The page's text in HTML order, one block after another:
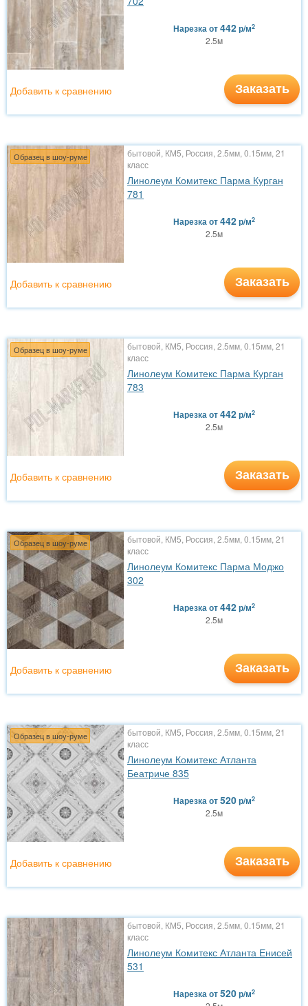
Нарезкаот442р/м2
2.5м
Заказать
Добавить к сравнению
Образец в шоу-руме
бытовой, КМ5, Россия, 2.5мм, 0.15мм, 21
класс
Линолеум Комитекс Парма Курган
781
Нарезкаот442р/м2
2.5м
Заказать
Добавить к сравнению
Образец в шоу-руме
бытовой, КМ5, Россия, 2.5мм, 0.15мм, 21
класс
Линолеум Комитекс Парма Курган
783
Нарезкаот442р/м2
2.5м
Заказать
Добавить к сравнению
Образец в шоу-руме
бытовой, КМ5, Россия, 2.5мм, 0.15мм, 21
класс
Линолеум Комитекс Парма Моджо
302
Нарезкаот442р/м2
2.5м
Заказать
Добавить к сравнению
Образец в шоу-руме
бытовой, КМ5, Россия, 2.5мм, 0.15мм, 21
класс
Линолеум Комитекс Атланта
Беатриче 835
Нарезкаот520р/м2
2.5м
Заказать
Добавить к сравнению
бытовой, КМ5, Россия, 2.5мм, 0.15мм, 21
класс
Линолеум Комитекс Атланта Енисей
531
Нарезкаот520р/м2